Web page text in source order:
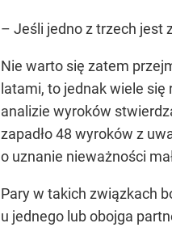
– Jeśli jedno z trzech jest
Nie warto się zatem
latami, to jednak wiele
analizie wyroków
zapadło 48 wyroków z
o uznanie nieważności
Pary w takich związkach
u jednego lub obojga